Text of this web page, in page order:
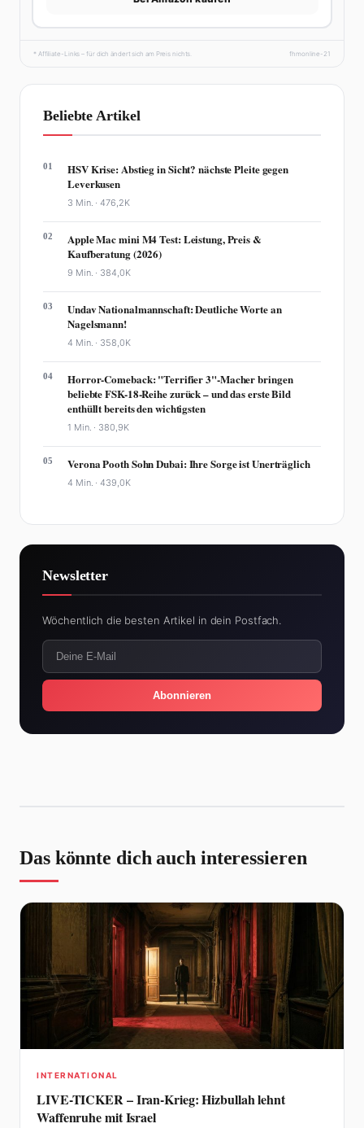
* Affiliate-Links – für dich ändert sich am Preis nichts. fhmonline-21
Beliebte Artikel
01
HSV Krise: Abstieg in Sicht? nächste Pleite gegen
Leverkusen
3 Min. ·476,2K
02
Apple Mac mini M4 Test: Leistung, Preis &
Kaufberatung (2026)
9 Min. · 384,0K
03
Undav Nationalmannschaft: Deutliche Worte an
Nagelsmann!
4 Min. · 358,0K
04
Horror-Comeback: "Terrifier 3"-Macher bringen
beliebte FSK-18-Reihe zurück – und das erste Bild
enthüllt bereits den wichtigsten
1 Min. · 380,9K
05 Verona Pooth Sohn Dubai: Ihre Sorge ist Unerträglich
4 Min. ·439,0K
Newsletter
Wöchentlich die besten Artikel in dein Postfach.
Abonnieren
Das könnte dich auch interessieren
INTERNATIONAL
LIVE-TICKER – Iran-Krieg: Hizbullah lehnt
Waffenruhe mit Israel